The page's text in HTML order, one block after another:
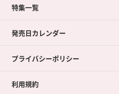
ネット買取について
買取承諾書について
ポイントカードTOP
ポイント交換景品
特集一覧
発売日カレンダー
プライバシーポリシー
利用規約